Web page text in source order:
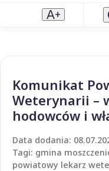
Komunikat
Weterynarii –
hodowców i
Data dodania:
Tagi: gmina
powiatowy lekarz